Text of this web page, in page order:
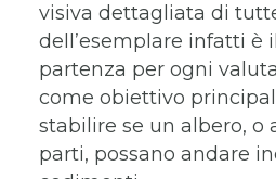
visiva dettagliata di
dell’esemplare infatti è
partenza per ogni
come obiettivo
stabilire se un albero, o
parti, possano andare